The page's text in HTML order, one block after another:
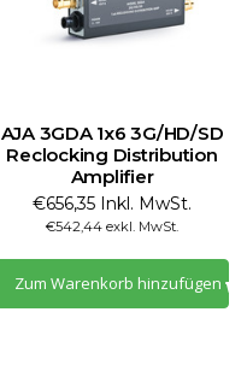
AJA 3GDA 1x6 3G/HD/SD
Reclocking Distribution
Amplifier
€656,35 Inkl. MwSt.
€542,44 exkl. MwSt.
Zum Warenkorb hinzufügen